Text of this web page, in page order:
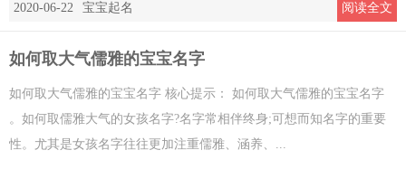
2020-06-22 宝宝起名 阅读全文
如何取大气儒雅的宝宝名字
如何取大气儒雅的宝宝名字 核心提示： 如何取大气儒雅的宝宝名字
。如何取儒雅大气的女孩名字?名字常相伴终身;可想而知名字的重要
性。尤其是女孩名字往往更加注重儒雅、涵养、...